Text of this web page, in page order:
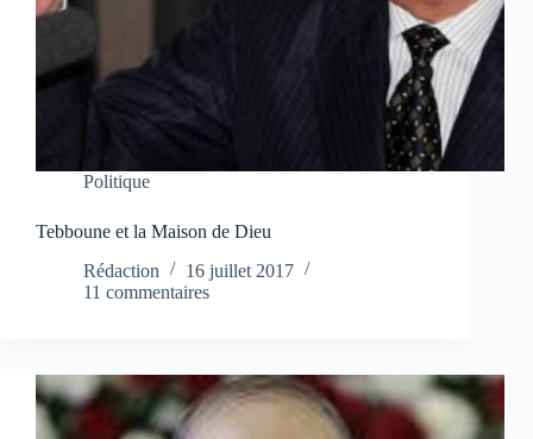
Politique
Tebboune et la Maison de Dieu
Rédaction
16 juillet 2017
11 commentaires